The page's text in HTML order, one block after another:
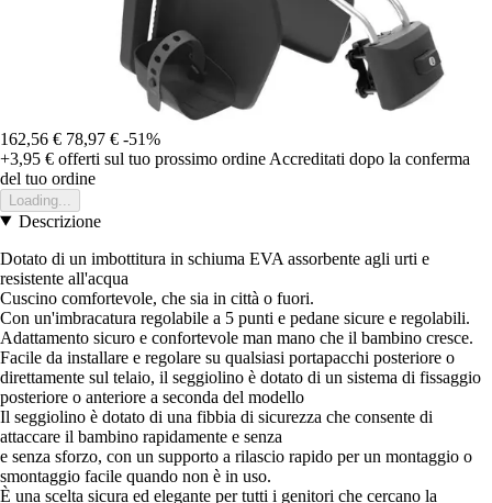
162,56 € 78,97 € -51%
+3,95 € offerti sul tuo prossimo ordine Accreditati dopo la conferma
del tuo ordine
Loading...
Descrizione
Dotato di un imbottitura in schiuma EVA assorbente agli urti e
resistente all'acqua
Cuscino comfortevole, che sia in città o fuori.
Con un'imbracatura regolabile a 5 punti e pedane sicure e regolabili.
Adattamento sicuro e confortevole man mano che il bambino cresce.
Facile da installare e regolare su qualsiasi portapacchi posteriore o
direttamente sul telaio, il seggiolino è dotato di un sistema di fissaggio
posteriore o anteriore a seconda del modello
Il seggiolino è dotato di una fibbia di sicurezza che consente di
attaccare il bambino rapidamente e senza
e senza sforzo, con un supporto a rilascio rapido per un montaggio o
smontaggio facile quando non è in uso.
È una scelta sicura ed elegante per tutti i genitori che cercano la